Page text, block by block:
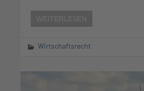
WEITERLESEN
Wirtschaftsrecht